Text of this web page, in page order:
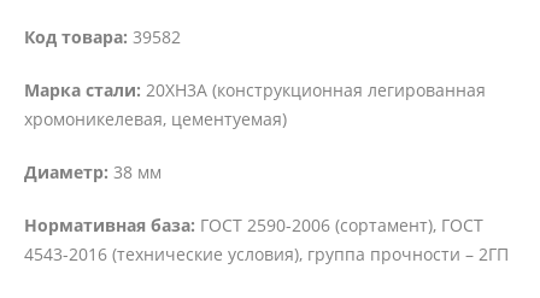
Код товара: 39582
Марка стали: 20ХН3А (конструкционная легированная
хромоникелевая, цементуемая)
Диаметр: 38 мм
Нормативная база: ГОСТ 2590-2006 (сортамент), ГОСТ
4543-2016 (технические условия), группа прочности – 2ГП